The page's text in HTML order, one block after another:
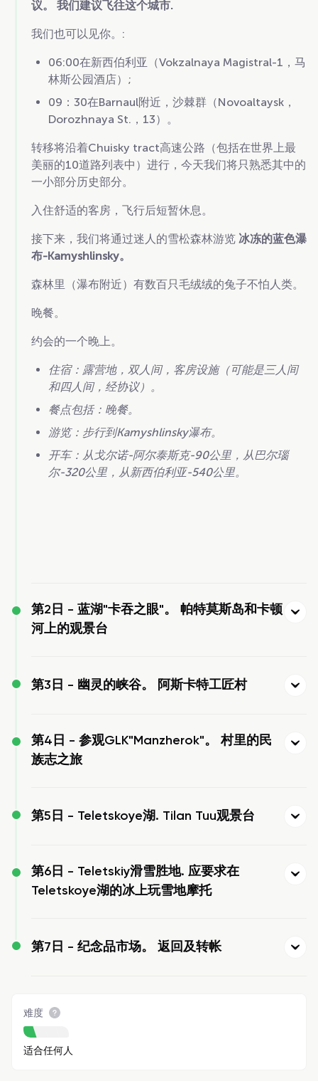
议。 我们建议飞往这个城市.
我们也可以见你。:
06:00在新西伯利亚（Vokzalnaya Magistral-1，马
林斯公园酒店）;
09：30在Barnaul附近，沙棘群（Novoaltaysk，
Dorozhnaya St.，13）。
转移将沿着Chuisky tract高速公路（包括在世界上最
美丽的10道路列表中）进行，今天我们将只熟悉其中的
一小部分历史部分。
入住舒适的客房，飞行后短暂休息。
接下来，我们将通过迷人的雪松森林游览 冰冻的蓝色瀑
布-Kamyshlinsky。
森林里（瀑布附近）有数百只毛绒绒的兔子不怕人类。
晚餐。
约会的一个晚上。
住宿：露营地，双人间，客房设施（可能是三人间
和四人间，经协议）。
餐点包括：晚餐。
游览：步行到Kamyshlinsky瀑布。
开车：从戈尔诺-阿尔泰斯克-90公里，从巴尔瑙
尔-320公里，从新西伯利亚-540公里。
第2日 - 蓝湖"卡吞之眼"。 帕特莫斯岛和卡顿
河上的观景台
第3日 - 幽灵的峡谷。 阿斯卡特工匠村
第4日 - 参观GLK"Manzherok"。 村里的民
族志之旅
第5日 - Teletskoye湖. Tilan Tuu观景台
第6日 - Teletskiy滑雪胜地. 应要求在
Teletskoye湖的冰上玩雪地摩托
第7日 - 纪念品市场。 返回及转帐
难度
适合任何人